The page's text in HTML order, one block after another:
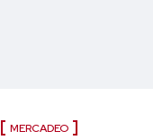
MERCADEO